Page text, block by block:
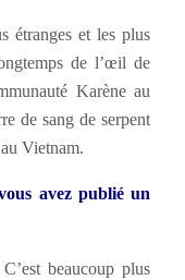
étranges et les plus
de l’œil de
Karène au
de sang de serpent
Vietnam.
avez publié un
beaucoup plus